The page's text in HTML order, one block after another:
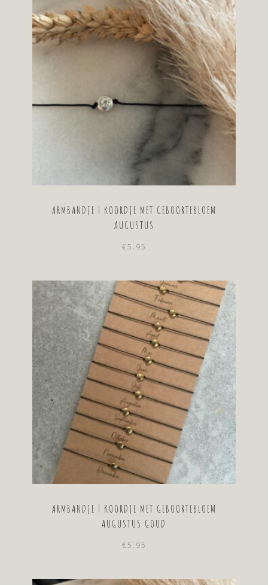
ARMBANDJE | KOORDJE MET GEBOORTEBLOEM
AUGUSTUS
€5.95
ARMBANDJE | KOORDJE MET GEBOORTEBLOEM
AUGUSTUS GOUD
€5.95